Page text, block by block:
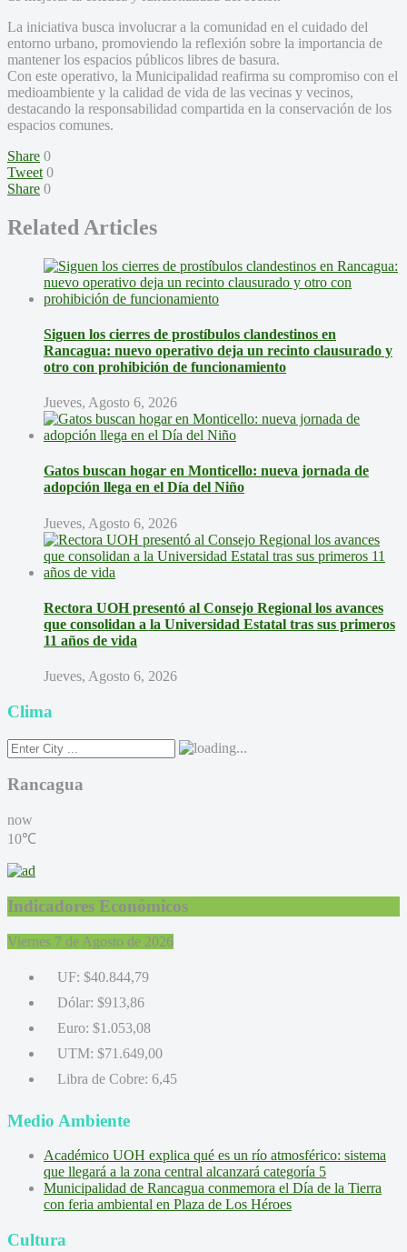
La iniciativa busca involucrar a la comunidad en el cuidado del
entorno urbano, promoviendo la reflexión sobre la importancia de
mantener los espacios públicos libres de basura.
Con este operativo, la Municipalidad reafirma su compromiso con el
medioambiente y la calidad de vida de las vecinas y vecinos,
destacando la responsabilidad compartida en la conservación de los
espacios comunes.
Share 0
Tweet 0
Share 0
Related Articles
Siguen los cierres de prostíbulos clandestinos en
Rancagua: nuevo operativo deja un recinto clausurado y
otro con prohibición de funcionamiento
Jueves, Agosto 6, 2026
Gatos buscan hogar en Monticello: nueva jornada de
adopción llega en el Día del Niño
Jueves, Agosto 6, 2026
Rectora UOH presentó al Consejo Regional los avances
que consolidan a la Universidad Estatal tras sus primeros
11 años de vida
Jueves, Agosto 6, 2026
Clima
Rancagua
now
10℃
Indicadores Económicos
Viernes 7 de Agosto de 2026
UF: $40.844,79
Dólar: $913,86
Euro: $1.053,08
UTM: $71.649,00
Libra de Cobre: 6,45
Medio Ambiente
Académico UOH explica qué es un río atmosférico: sistema
que llegará a la zona central alcanzará categoría 5
Municipalidad de Rancagua conmemora el Día de la Tierra
con feria ambiental en Plaza de Los Héroes
Cultura